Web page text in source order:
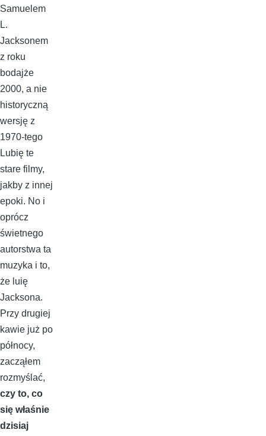
Samuelem
L.
Jacksonem
z roku
bodajże
2000, a nie
historyczną
wersję z
1970-tego
Lubię te
stare filmy,
jakby z innej
epoki. No i
oprócz
świetnego
autorstwa ta
muzyka i to,
że luię
Jacksona.
Przy drugiej
kawie już po
północy,
zacząłem
rozmyślać,
czy to, co
się właśnie
dzisiaj